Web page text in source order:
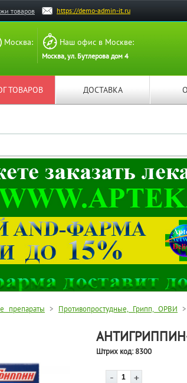
товаров https://demo-admin-it.ru
Москва: Наш офис в Москве:
Москва, ул. Бутлерова дом 4
ТОВАРОВ ДОСТАВКА
препараты > Противопростудные, Грипп, ОРВИ
Штрих код:8300